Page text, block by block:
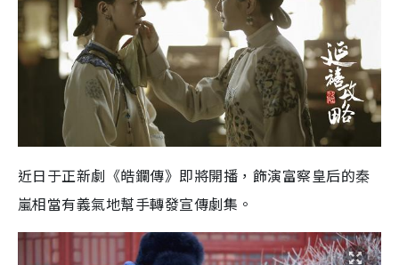
近日于正新劇《皓鑭傳》即將開播，飾演富察皇后的秦
嵐相當有義氣地幫手轉發宣傳劇集。